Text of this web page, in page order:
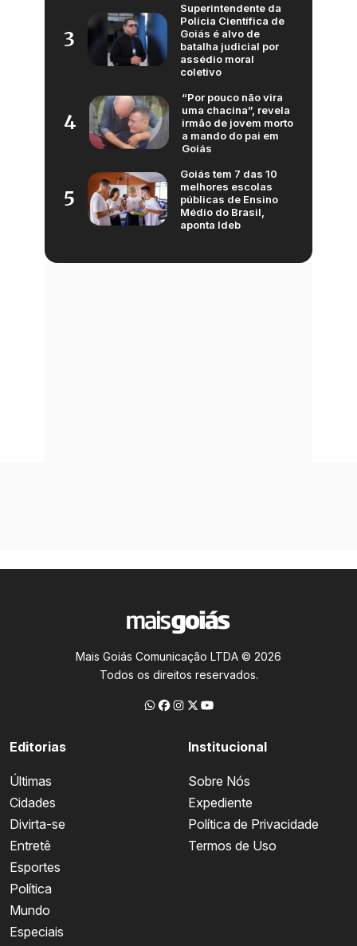
3
Superintendente da
Polícia Científica de
Goiás é alvo de
batalha judicial por
assédio moral
coletivo
4
“Por pouco não vira
uma chacina”, revela
irmão de jovem morto
a mando do pai em
Goiás
5
Goiás tem 7 das 10
melhores escolas
públicas de Ensino
Médio do Brasil,
aponta Ideb
Mais Goiás Comunicação LTDA © 2026
Todos os direitos reservados.
Editorias
Últimas
Cidades
Divirta-se
Entretê
Esportes
Política
Mundo
Especiais
Institucional
Sobre Nós
Expediente
Política de Privacidade
Termos de Uso